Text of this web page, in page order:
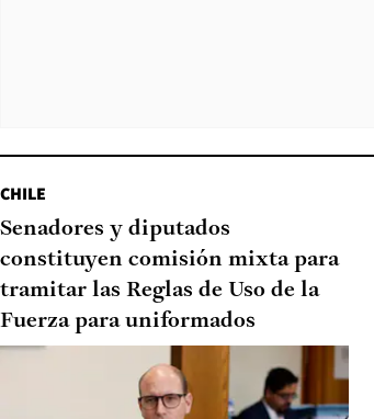
CHILE
Senadores y diputados
constituyen comisión mixta para
tramitar las Reglas de Uso de la
Fuerza para uniformados